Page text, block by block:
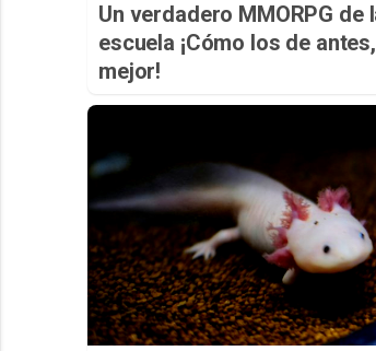
Un verdadero MMORPG de
escuela ¡Cómo los de
mejor!